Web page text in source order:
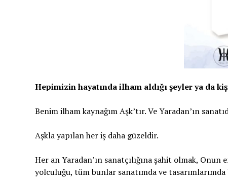
Hepimizin hayatında ilham aldığı şeyler ya da
Benim ilham kaynağım Aşk’tır. Ve Yaradan’ın
Aşkla yapılan her iş daha güzeldir.
Her an Yaradan’ın sanatçılığına şahit olmak,
yolculuğu, tüm bunlar sanatımda ve